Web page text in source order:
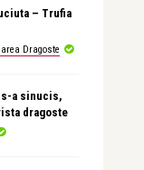
– Trufia
Dragoste
a sinucis,
dragoste